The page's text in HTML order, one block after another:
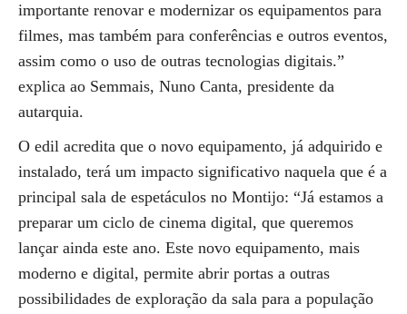
importante renovar e modernizar os equipamentos para
filmes, mas também para conferências e outros eventos,
assim como o uso de outras tecnologias digitais.”
explica ao Semmais, Nuno Canta, presidente da
autarquia.
O edil acredita que o novo equipamento, já adquirido e
instalado, terá um impacto significativo naquela que é a
principal sala de espetáculos no Montijo: “Já estamos a
preparar um ciclo de cinema digital, que queremos
lançar ainda este ano. Este novo equipamento, mais
moderno e digital, permite abrir portas a outras
possibilidades de exploração da sala para a população